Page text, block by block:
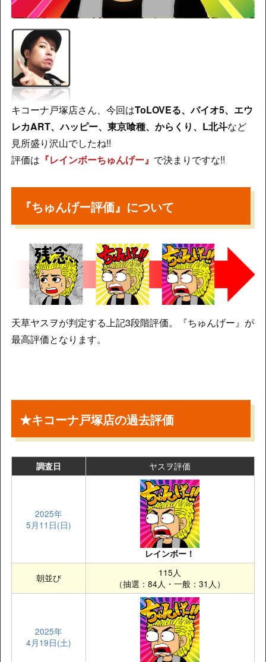
キコーナ戸塚店さん、今回はToLOVEる、バイオ5、エウ
レカART、ハッピー、東京喰種、からくり、L北斗など
見所盛り沢山でしたね!!
評価は 『レインボーちゅんげー』 で決まりですな!!
『ちゅんげー評価』について
天草ヤスヲが判定する上記3段階評価。『ちゅんげー』が
最高評価となります。
★キコーナ戸塚店の過去評価
調査日 ヤスヲ評価
2025年
5月11日(日)
レインボー！
朝並び
115人
（抽選：84人・一般：31人）
2025年
4月19日(土)